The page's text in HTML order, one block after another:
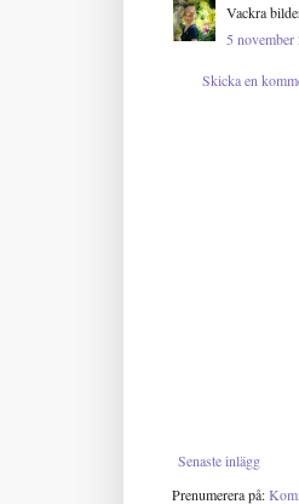
Vackra
5
Skicka en
Senaste inlägg
Prenumerera på: